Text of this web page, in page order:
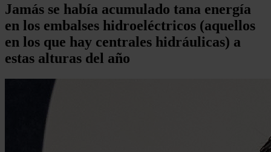
Jamás se había acumulado tana energía
en los embalses hidroeléctricos (aquellos
en los que hay centrales hidráulicas) a
estas alturas del año